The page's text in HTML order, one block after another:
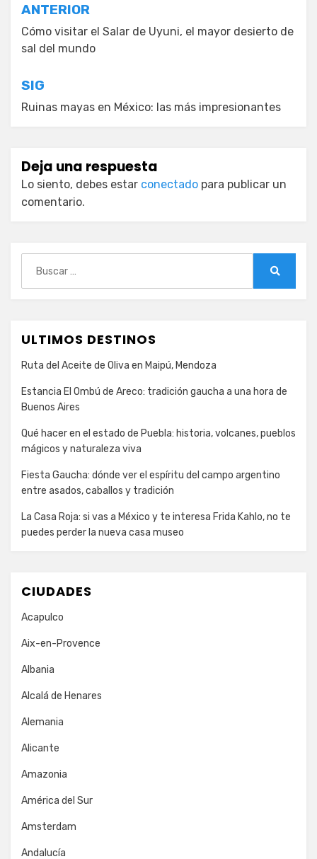
Navegación
de
entradas
ANTERIOR
Cómo visitar el Salar de Uyuni, el mayor desierto de
sal del mundo
SIG
Ruinas mayas en México: las más impresionantes
Deja una respuesta
Lo siento, debes estar conectado para publicar un
comentario.
ULTIMOS DESTINOS
Ruta del Aceite de Oliva en Maipú, Mendoza
Estancia El Ombú de Areco: tradición gaucha a una hora de
Buenos Aires
Qué hacer en el estado de Puebla: historia, volcanes, pueblos
mágicos y naturaleza viva
Fiesta Gaucha: dónde ver el espíritu del campo argentino
entre asados, caballos y tradición
La Casa Roja: si vas a México y te interesa Frida Kahlo, no te
puedes perder la nueva casa museo
CIUDADES
Acapulco
Aix-en-Provence
Albania
Alcalá de Henares
Alemania
Alicante
Amazonia
América del Sur
Amsterdam
Andalucía